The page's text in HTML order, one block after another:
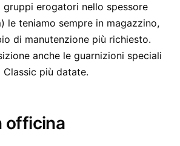
gruppi erogatori nello spessore
le teniamo sempre in magazzino,
di manutenzione più richiesto.
anche le guarnizioni speciali
più datate.
officina